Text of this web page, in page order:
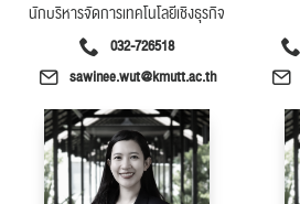
นักบริหารจัดการเทคโนโลยีเชิงธุรกิจ
032-726518
sawinee.wut@kmutt.ac.th